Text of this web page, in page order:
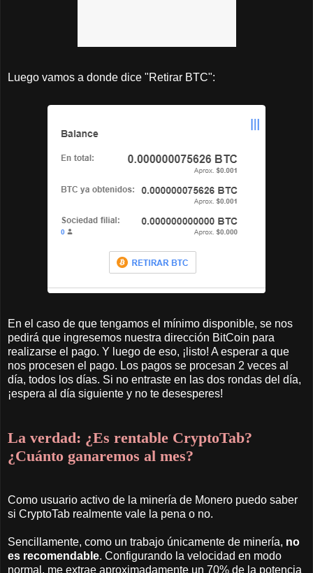
Luego vamos a donde dice "Retirar BTC":
En el caso de que tengamos el mínimo disponible, se nos
pedirá que ingresemos nuestra dirección BitCoin para
realizarse el pago. Y luego de eso, ¡listo! A esperar a que
nos procesen el pago. Los pagos se procesan 2 veces al
día, todos los días. Si no entraste en las dos rondas del día,
¡espera al día siguiente y no te desesperes!
La verdad: ¿Es rentable CryptoTab?
¿Cuánto ganaremos al mes?
Como usuario activo de la minería de Monero puedo saber
si CryptoTab realmente vale la pena o no.
Sencillamente, como un trabajo únicamente de minería, no
es recomendable. Configurando la velocidad en modo
normal, me extrae aproximadamente un 70% de la potencia